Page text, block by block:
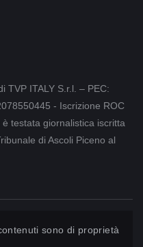
TVP ITALY S.r.l. – PEC:
- Iscrizione ROC
testata giornalistica iscritta
di Ascoli Piceno al
sono di proprietà